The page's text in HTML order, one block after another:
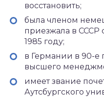
восстановить;
была членом
приезжала в
1985 году;
в Германии в 90-
высшего
имеет звание
Аутсбургского